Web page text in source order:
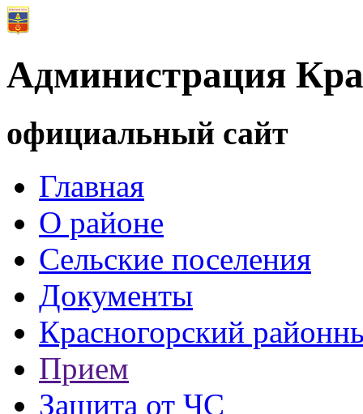
Администрация
официальный сайт
Главная
О районе
Сельские поселения
Документы
Красногорский
Прием
Защита от ЧС